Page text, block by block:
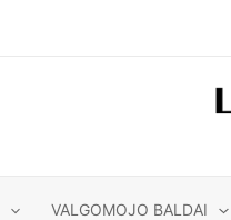
VALGOMOJO BALDAI